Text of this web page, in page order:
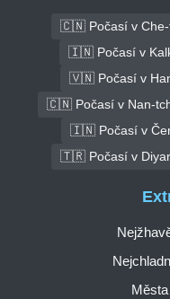
🇨🇳 Počasí v
🇮🇳 Počasí v
🇻🇳 Počasí v
🇨🇳 Počasí v Nan-
🇮🇳 Počasí v
🇹🇷 Počasí v